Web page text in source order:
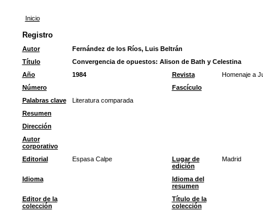
Inicio
Registro
Autor
Fernández de los Ríos, Luis Beltrán
Título
Convergencia de opuestos: Alison de Bath y Celestina
Año
1984 Revista
Homenaje a
Número
Fascículo
Palabras clave
Literatura comparada
Resumen
Dirección
Autor
corporativo
Editorial
Espasa Calpe
Lugar de
edición
Madrid
Idioma
Idioma del
resumen
Editor de la
colección
Título de la
colección